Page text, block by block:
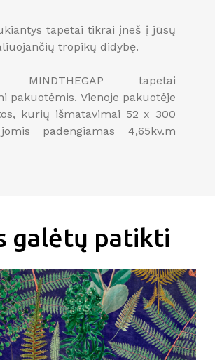
tapetai tikrai įneš į jūsų
tropikų didybę.
MINDTHEGAP tapetai
pakuotėmis. Vienoje pakuotėje
kurių išmatavimai 52 x 300
padengiamas 4,65kv.m
galėtų patikti